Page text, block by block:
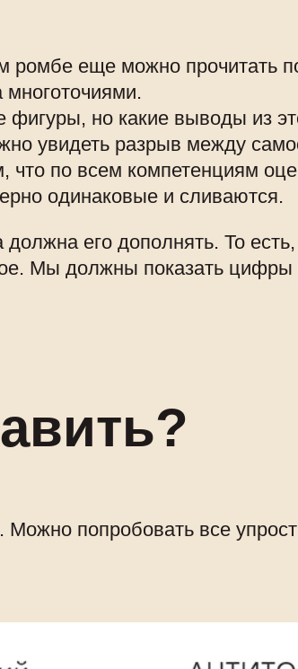
ромбе еще можно прочитать
многоточиями.
но какие выводы из
увидеть разрыв между
по всем компетенциям
одинаковые и сливаются.
должна его дополнять. То
Мы должны показать
попробовать все